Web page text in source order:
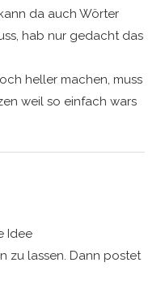
da auch Wörter
hab nur gedacht das
heller machen, muss
weil so einfach wars
Idee
zu lassen. Dann postet